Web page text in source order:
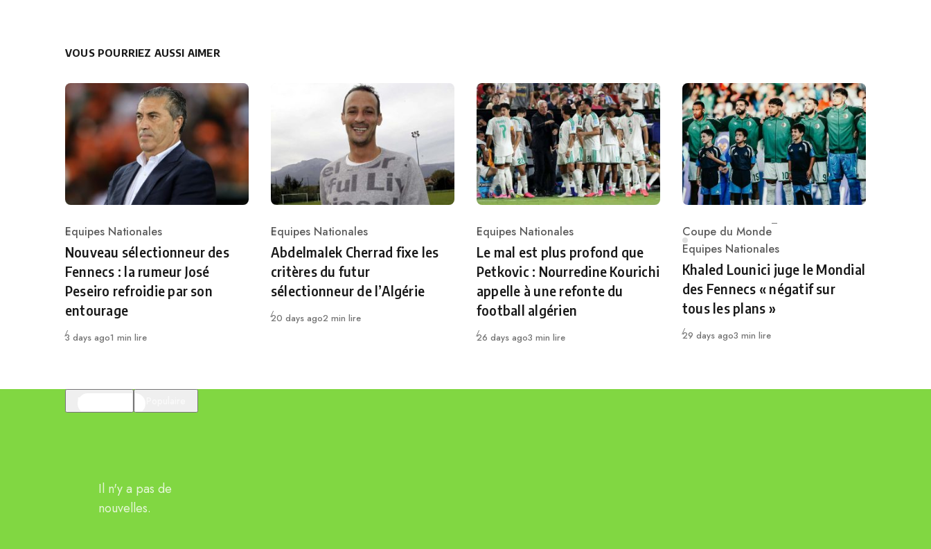
VOUS POURRIEZ AUSSI AIMER
Category
Equipes Nationales
Nouveau sélectionneur des
Fennecs : la rumeur José
Peseiro refroidie par son
entourage
Publié
3 days ago1 min lire
Category
Equipes Nationales
Abdelmalek Cherrad fixe les
critères du futur
sélectionneur de l’Algérie
Publié
20 days ago2 min lire
Category
Equipes Nationales
Le mal est plus profond que
Petkovic : Nourredine Kourichi
appelle à une refonte du
football algérien
Publié
26 days ago3 min lire
Category
Coupe du Monde
Equipes Nationales
Khaled Lounici juge le Mondial
des Fennecs « négatif sur
tous les plans »
Publié
29 days ago3 min lire
Il n'y a pas de
nouvelles.